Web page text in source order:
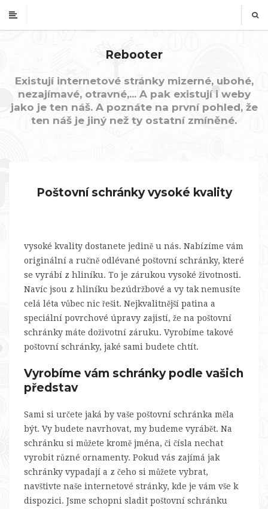
Rebooter
Existují internetové stránky mizerné, ubohé,
nezajímavé, otravné,... A pak existují i weby
jako je ten náš. A poznáte na první pohled, že
ten náš je jiný než ty ostatní zmíněné.
Poštovní schránky vysoké kvality
vysoké kvality dostanete jedině u nás. Nabízíme vám
originální a ručně odlévané poštovní schránky, které
se vyrábí z hliníku. To je zárukou vysoké životnosti.
Navíc jsou z hliníku bezúdržbové a vy tak nemusíte
celá léta vůbec nic řešit. Nejkvalitnější patina a
speciální povrchové úpravy zajistí, že na poštovní
schránky máte doživotní záruku. Vyrobíme takové
poštovní schránky, jaké sami budete chtít.
Vyrobíme vám schránky podle vašich
představ
Sami si určete jaká by vaše poštovní schránka měla
být. Vy budete navrhovat, my budeme vyrábět. Na
schránku si můžete kromě jména, či čísla nechat
vyrobit různé ornamenty. Pokud vás zajímá jak
schránky vypadají a z čeho si můžete vybrat,
navštivte naše internetové stránky, kde je vám vše k
dispozici. Jsme schopni sladit poštovní schránku